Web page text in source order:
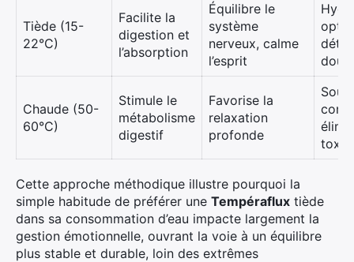
Tiède (15-
22°C)
Facilite la
digestion et
l’absorption
Équilibre le
système
nerveux, calme
l’esprit
Chaude (50-
60°C)
Stimule le
métabolisme
digestif
Favorise la
relaxation
profonde
Cette approche méthodique illustre pourquoi la
simple habitude de préférer une Tempéraflux tiède
dans sa consommation d’eau impacte largement la
gestion émotionnelle, ouvrant la voie à un équilibre
plus stable et durable, loin des extrêmes